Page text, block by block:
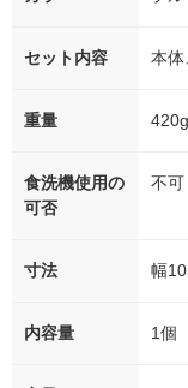
セット内容 本体
重量 420g
食洗機使用の
可否
不可
寸法 幅
内容量 1個